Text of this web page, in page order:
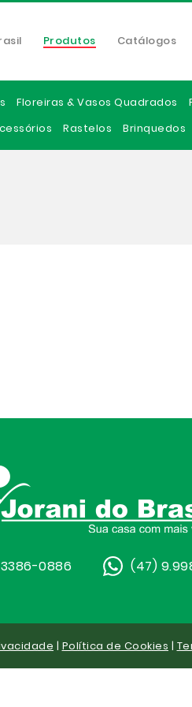
Produtos Catálogos
Floreiras & Vasos Quadrados
Rastelos Brinquedos
0886 (47)
| Política de Cookies |